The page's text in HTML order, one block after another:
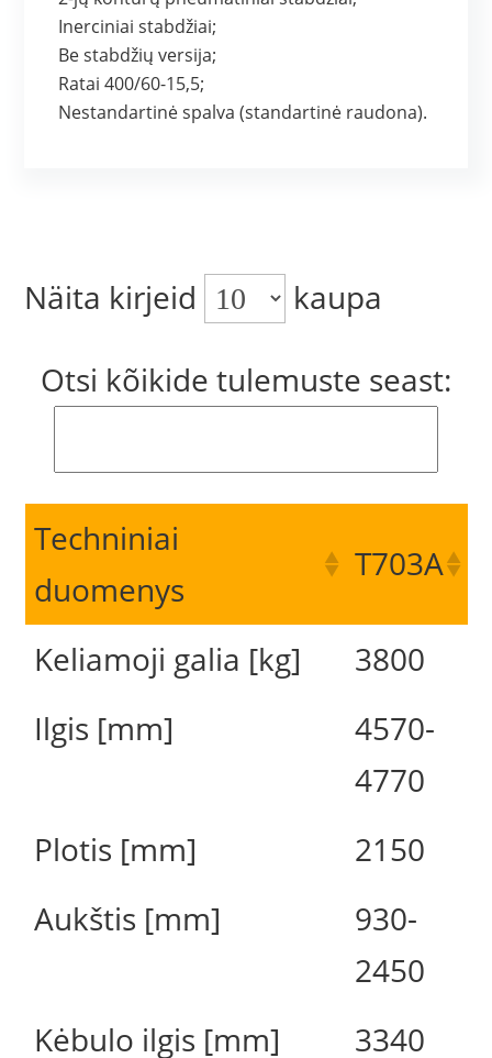
Inerciniai stabdžiai;
Be stabdžių versija;
Ratai 400/60-15,5;
Nestandartinė spalva (standartinė raudona).
Näita kirjeid
kaupa
Otsi kõikide tulemuste seast:
Techniniai
duomenys
T703A
Keliamoji galia [kg]
3800
Ilgis [mm]
4570-
4770
Plotis [mm]
2150
Aukštis [mm]
930-
2450
Kėbulo ilgis [mm]
3340